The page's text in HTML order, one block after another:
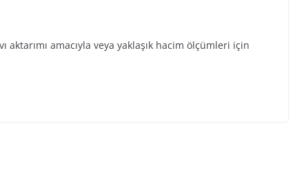
aktarımı amacıyla veya yaklaşık hacim ölçümleri için